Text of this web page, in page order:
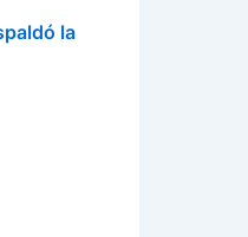
la